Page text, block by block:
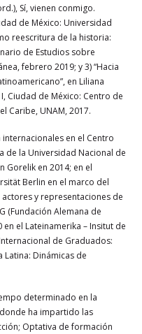
Sí, vienen conmigo.
de México: Universidad
reescritura de la historia:
de Estudios sobre
febrero 2019; y 3) “Hacia
en Liliana
Ciudad de México: Centro de
Caribe, UNAM, 2017.
en el Centro
de la Universidad Nacional de
Gorelik en 2014; en el
Berlin en el marco del
y representaciones de
(Fundación Alemana de
en el Lateinamerika – Insitut de
de Graduados:
Latina: Dinámicas de
determinado en la
ha impartido las
Optativa de formación